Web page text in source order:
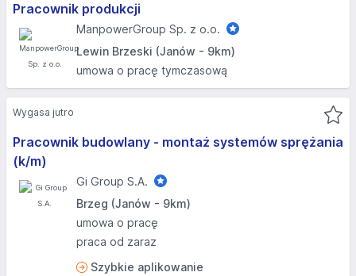
Pracownik produkcji
ManpowerGroup Sp. z o.o.
Lewin Brzeski (Janów - 9km)
umowa o pracę tymczasową
Pracownik budowlany - montaż systemów sprężania
(k/m)
Gi Group S.A.
Brzeg (Janów - 9km)
umowa o pracę
praca od zaraz
Szybkie aplikowanie
Wygasa jutro